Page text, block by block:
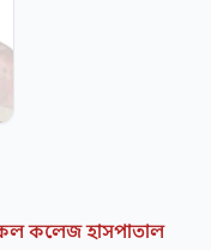
কলেজ হাসপাতাল